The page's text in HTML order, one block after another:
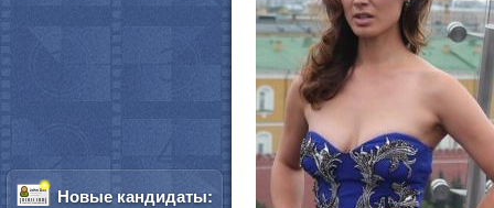
Новые кандидаты: